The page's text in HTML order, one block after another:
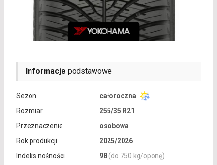
Informacje podstawowe
Sezon
całoroczna
Rozmiar
255/35 R21
Przeznaczenie
osobowa
Rok produkcji
2025/2026
Indeks nośności
98 (do 750 kg/oponę)